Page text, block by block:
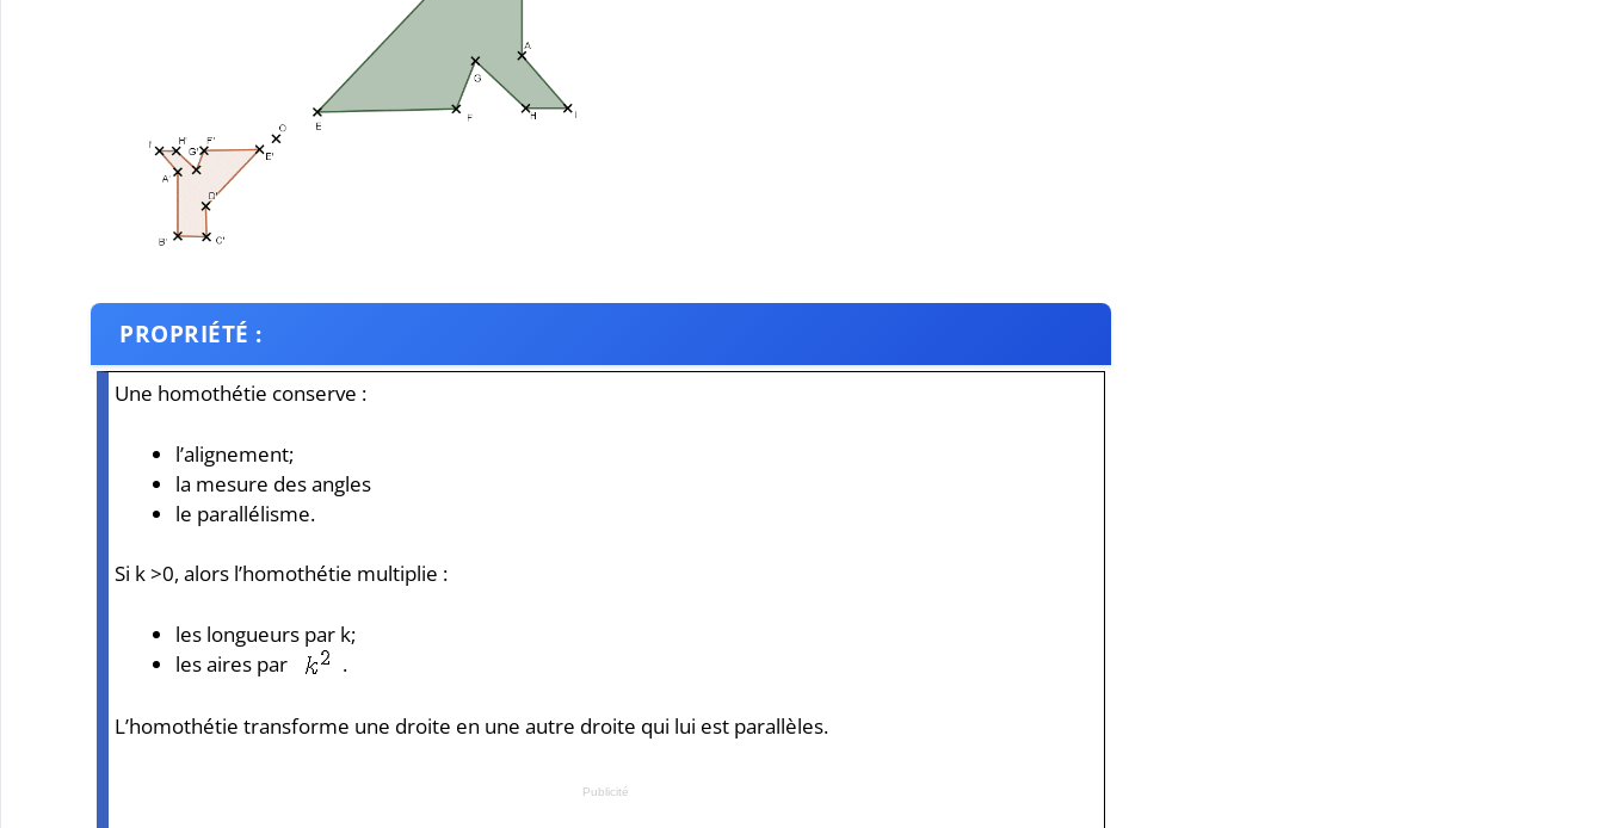
PROPRIÉTÉ :
Une homothétie conserve :
l’alignement;
la mesure des angles
le parallélisme.
Si k >0, alors l’homothétie multiplie :
les longueurs par k;
les aires par
.
L’homothétie transforme une droite en une autre droite qui lui est parallèles.
Publicité